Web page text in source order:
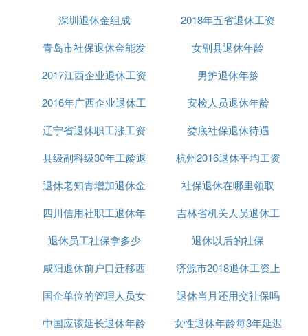
此，我们需要开发更多的适合岗位，采取有针对性的
就业扶持政策支持这些劳动者就业，同时加强对大龄
劳动者的权益保障。只有配套政策措施更完备，实施
延迟退休政策的积极效益才能更好地释放出来。
❷ 辩论赛反方四辩总结时需要注意什么
4辩是4名队员当中最重要的一员，因为在比赛中，4
辩是最后发言的，给观众和评委的印象也是最深的，
因此4辩的发挥往往决定着比赛的胜负。当之前队处
于下风时4辩就要力挽狂澜，反败为胜；当之前自己
当评委的时候经常看到很多队伍前面打的很好，但是
到了4辩总结的时候漏洞百出，与对方形成了鲜明的
的重要性是不言而喻的.
4辩总结时要注意:吐词要清，不要结结巴巴,不要照本
宣科,要注意时间的把握,要注意语言的节奏,不要废话
太多,要注意陈述时与观众和评委的交流,不要抒情说
有多少
深圳退休金组成
2018年五省退休工资
青岛市社保退休金能发
多少
女副县退休年龄
2017江西企业退休工资
男护退休年龄
2016年广西企业退休工
资
安检人员退休年龄
辽宁省退休职工涨工资
娄底社保退休待遇
县级副科级30年工龄退
休工资多少钱
杭州2016退休平均工资
退休老知青增加退休金
社保退休在哪里领取
四川信用社职工退休年
龄
吉林省机关人员退休工
资
退休员工社保拿多少
退休以后的社保
咸阳退休前户口迁移西
安退休金
济源市2018退休工资上
调多少
国企单位的管理人员女
退休年龄是多大
退休当月还用交社保吗
中国应该延长退休年龄
女性退休年龄每3年延迟